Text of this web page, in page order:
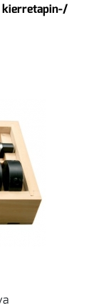
kierretapin-/